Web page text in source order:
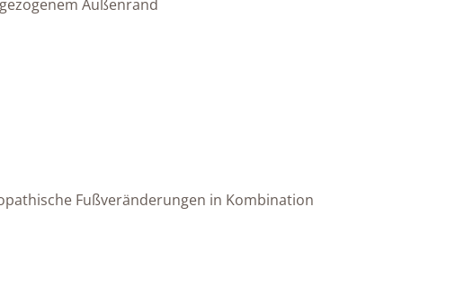
Außenrand
Fußveränderungen in Kombination